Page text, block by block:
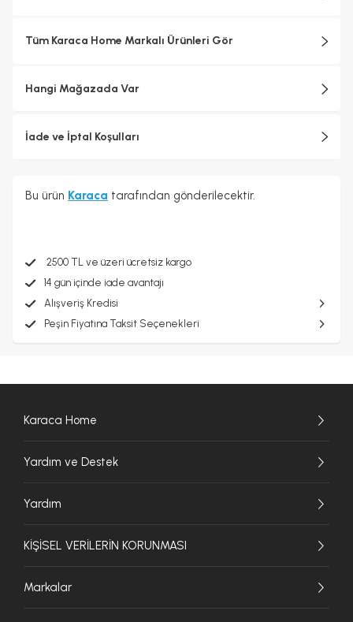
Tüm Karaca Home Markalı Ürünleri Gör
Hangi Mağazada Var
İade ve İptal Koşulları
Bu ürün Karaca tarafından gönderilecektir.
2500 TL ve üzeri ücretsiz kargo
14 gün içinde iade avantajı
Alışveriş Kredisi
Peşin Fiyatına Taksit Seçenekleri
Karaca Home
Yardım ve Destek
Yardım
KİŞİSEL VERİLERİN KORUNMASI
Markalar